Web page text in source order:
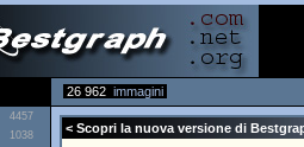
26 962 immagini
4457
1038 < Scopri la nuova versione di